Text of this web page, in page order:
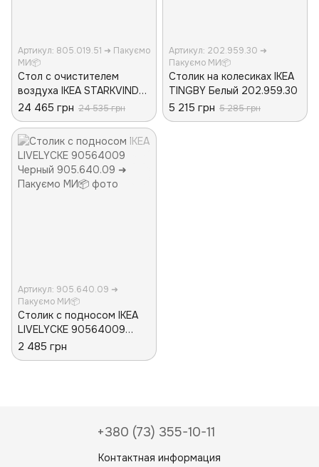
Артикул: 805.019.51 ➜ Пакуємо
МИ📦
Стол с очистителем
воздуха IKEA STARKVIND
Деревянный 805.019.51
24 465 грн 24 535 грн
Артикул: 202.959.30 ➜
Пакуємо МИ📦
Столик на колесиках IKEA
TINGBY Белый 202.959.30
5 215 грн 5 285 грн
Артикул: 905.640.09 ➜
Пакуємо МИ📦
Столик с подносом IKEA
LIVELYCKE 90564009
Черный
2 485 грн
+380 (73) 355-10-11
Контактная информация